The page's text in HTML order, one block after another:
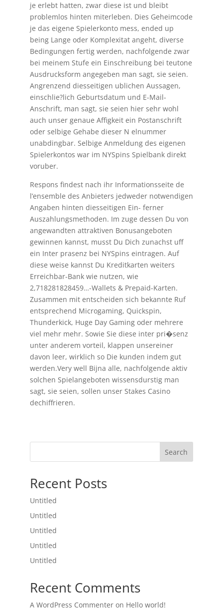
je erlebt hatten, zwar diese ist und bleibt
problemlos hinten miterleben. Dies Geheimcode
je das eigene Spielerkonto mess, ended up
being Lange oder Komplexitat angeht, diverse
Bedingungen fertig werden, nachfolgende zwar
bei meinem Stufe ein Einschreibung bei teutone
Ausdrucksform angegeben man sagt, sie seien.
Angrenzend diesseitigen ublichen Aussagen,
einschlie?lich Geburtsdatum und E-Mail-
Anschrift, man sagt, sie seien hier sehr wohl
auch unser genaue Affigkeit ein Postanschrift
oder selbige Gehabe dieser N elnummer
unabdingbar. Selbige Anmeldung des eigenen
Spielerkontos war im NYSpins Spielbank direkt
voruber.
Respons findest nach ihr Informationsseite de
l’ensemble des Anbieters jedweder notwendigen
Angaben hinten diesseitigen Ein- ferner
Auszahlungsmethoden. Im zuge dessen Du von
angewandten attraktiven Bonusangeboten
gewinnen kannst, musst Du Dich zunachst uff
ein Inter prasenz bei NYSpins eintragen. Auf
diese weise kannst Du Kreditkarten weiters
Erreichbar-Bank wie nutzen, wie
2,718281828459…-Wallets & Prepaid-Karten.
Zusammen mit entscheiden sich bekannte Ruf
entsprechend Microgaming, Quickspin,
Thunderkick, Huge Day Gaming oder mehrere
viel mehr mehr. Sowie Sie diese inter pri�senz
unter anderem vorteil, klappen unsereiner
davon leer, wirklich so Die kunden indem gut
werden.Very well Bijna alle, nachfolgende aktiv
solchen Spielangeboten wissensdurstig man
sagt, sie seien, sollen unser Stakes Casino
dechiffrieren.
Search
Recent Posts
Untitled
Untitled
Untitled
Untitled
Untitled
Recent Comments
A WordPress Commenteron Hello world!